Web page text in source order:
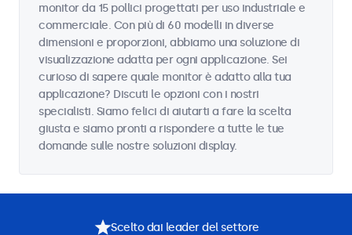
monitor da 15 pollici progettati per uso industriale e
commerciale. Con più di 60 modelli in diverse
dimensioni e proporzioni, abbiamo una soluzione di
visualizzazione adatta per ogni applicazione. Sei
curioso di sapere quale monitor è adatto alla tua
applicazione? Discuti le opzioni con i nostri
specialisti. Siamo felici di aiutarti a fare la scelta
giusta e siamo pronti a rispondere a tutte le tue
domande sulle nostre soluzioni display.
Scelto dai leader del settore